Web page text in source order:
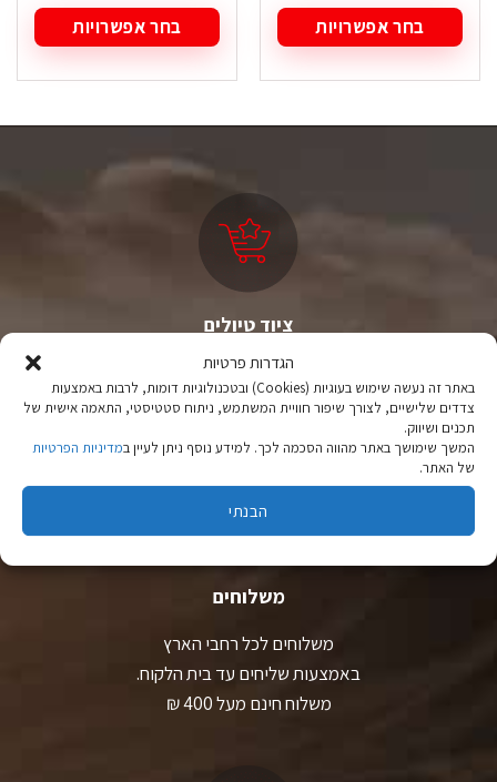
הגדרות פרטיות
באתר זה נעשה שימוש בעוגיות (Cookies) ובטכנולוגיות דומות, לרבות באמצעות
צדדים שלישיים, לצורך שיפור חוויית המשתמש, ניתוח סטטיסטי, התאמה אישית של
תכנים ושיווק.
המשך שימושך באתר מהווה הסכמה לכך. למידע נוסף ניתן לעיין במדיניות הפרטיות
של האתר.
הבנתי
היה:
₪ 199.90.
₪ 149.90.
בחר אפשרויות
למוצר
זה
מספר
האפשרויות
היה:
₪ 199.90.
₪ 149.90.
בחר אפשרויות
למוצר
זה
מספר
ניתן
לבחור
האפשרויות
המוצר
ציוד טיולים
מהיבואן לצרכן
יבוא ישיר לצד מותגים מובילים במחירים ללא תחרות.
משלוחים
משלוחים לכל רחבי הארץ
באמצעות שליחים עד בית הלקוח.
משלוח חינם מעל 400 ₪